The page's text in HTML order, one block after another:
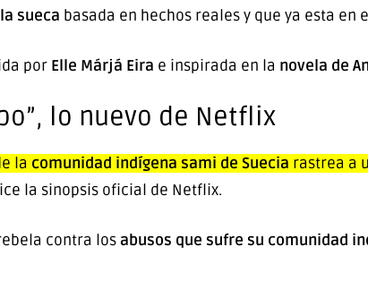
sueca basada en hechos reales y que ya esta en
por Elle Márjá Eira e inspirada en la novela de
lo nuevo de Netflix
la comunidad indígena sami de Suecia rastrea a
la sinopsis oficial de Netflix.
contra los abusos que sufre su comunidad